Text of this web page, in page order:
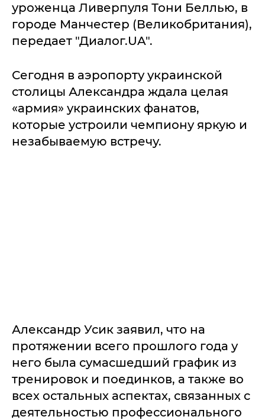
уроженца Ливерпуля Тони Беллью, в
городе Манчестер (Великобритания),
передает "Диалог.UA".
Сегодня в аэропорту украинской
столицы Александра ждала целая
«армия» украинских фанатов,
которые устроили чемпиону яркую и
незабываемую встречу.
Александр Усик заявил, что на
протяжении всего прошлого года у
него была сумасшедший график из
тренировок и поединков, а также во
всех остальных аспектах, связанных с
деятельностью профессионального